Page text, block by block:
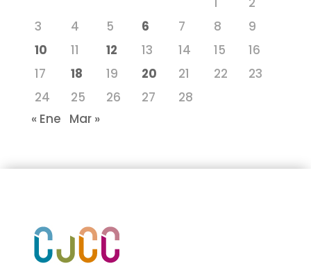
3
4 5 6 7 8
9
10
11 12 13 14 15
16
17
18 19 20 21 22
23
24
25 26 27
28
« Ene Mar »